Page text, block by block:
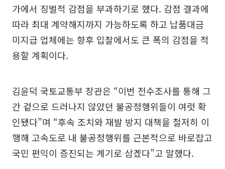
가에서 징벌적 감점을 부과하기로 했다. 감점 결과에
따라 최대 계약해지까지 가능하도록 하고 납품대금
미지급 업체에는 향후 입찰에서도 큰 폭의 감점을 적
용할 계획이다.
김윤덕 국토교통부 장관은 “이번 전수조사를 통해 그
간 겉으로 드러나지 않았던 불공정행위들이 여럿 확
인됐다”며 “후속 조치와 재발 방지 대책을 철저히 이
행해 고속도로 내 불공정행위를 근본적으로 바로잡고
국민 편익이 증진되는 계기로 삼겠다”고 말했다.